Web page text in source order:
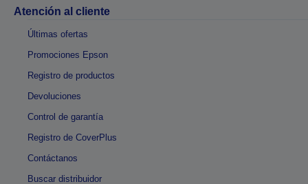
Atención al cliente
Últimas ofertas
Promociones Epson
Registro de productos
Devoluciones
Control de garantía
Registro de CoverPlus
Contáctanos
Buscar distribuidor